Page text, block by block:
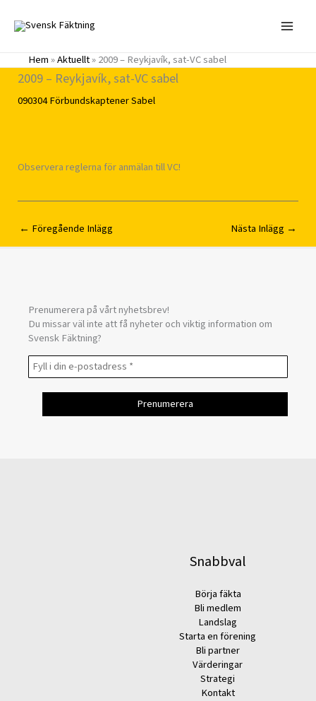
innehåll
Hem»Aktuellt»2009 – Reykjavík, sat-VC sabel
2009 – Reykjavík, sat-VC sabel
090304FörbundskaptenerSabel
Observera reglerna för anmälan till VC!
← Föregående Inlägg Nästa Inlägg →
Prenumerera på vårt nyhetsbrev!
Du missar väl inte att få nyheter och viktig information om
Svensk Fäktning?
Snabbval
Börja fäkta
Bli medlem
Landslag
Starta en förening
Bli partner
Värderingar
Strategi
Kontakt